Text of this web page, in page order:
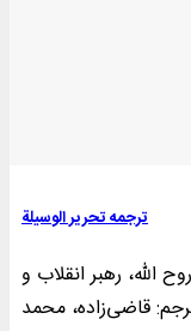
ترجمه تحریر الوسیلة
الله، رهبر انقلاب و